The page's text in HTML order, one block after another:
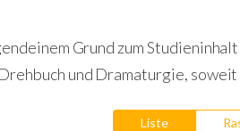
Grund zum
und Dramaturgie, soweit
Liste